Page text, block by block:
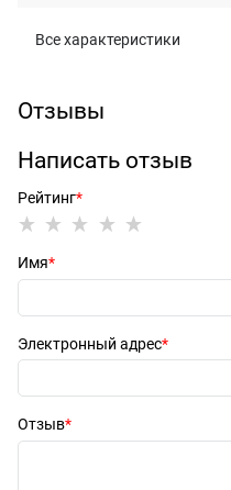
Все характеристики
Отзывы
Написать отзыв
Рейтинг
Имя
Электронный адрес
Отзыв